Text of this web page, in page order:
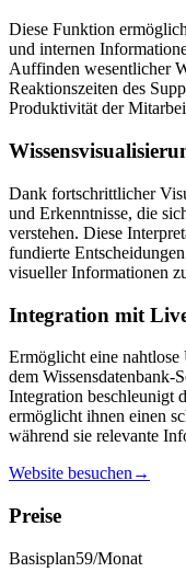
Diese Funktion
und internen
Auffinden wesentlicher
Reaktionszeiten des
Produktivität der
Dank fortschrittlicher
und Erkenntnisse, die
verstehen. Diese
fundierte
visueller Informationen
Integration mit
Ermöglicht eine
dem
Integration beschleunigt
ermöglicht ihnen einen
während sie relevante
Website besuchen →
Preise
Basisplan59/Monat